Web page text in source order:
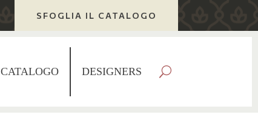
SFOGLIA IL CATALOGO
CATALOGO DESIGNERS